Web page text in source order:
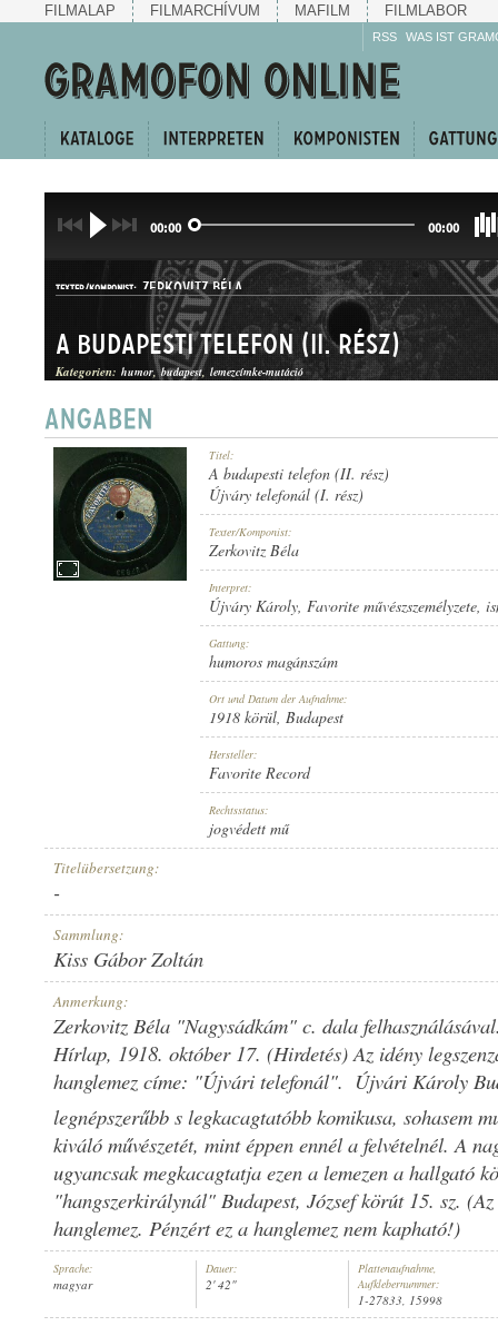
FILMALAP FILMARCHÍVUM MAFILM FILMLABOR
RSS WAS IST
00:00 00:00
INTERPRET: ÚJVÁRY KÁROLY,FAVORITE MŰVÉSZSZEMÉLYZETE ,ISMERETLEN
TEXTER/KOMPONIST: ZERKOVITZ BÉLA
HUMOROS MAGÁNSZÁM
1918 KÖRÜL
FAVORITE RECORD
PLATTENAUFNAHME: 1-27833
A budapesti telefon (II. rész)
Kategorien: humor budapest lemezcímke-mutáció
Titel:
A budapesti telefon (II. rész)
Újváry telefonál (I. rész)
Texter/Komponist:
Zerkovitz Béla
Interpret:
Újváry Károly, Favorite művészszemélyzete,
Gattung:
humoros magánszám
Ort und Datum der Aufnahme:
1918 körül, Budapest
Hersteller:
Favorite Record
Rechtsstatus:
jogvédett mű
Titelübersetzung:
-
Sammlung:
Kiss Gábor Zoltán
Anmerkung:
Zerkovitz Béla "Nagysádkám" c. dala
Hírlap, 1918. október 17. (Hirdetés) Az idény
hanglemez címe: "Újvári telefonál".  Újvári Károly
legnépszerűbb s legkacagtatóbb komikusa, sohasem
kiváló művészetét, mint éppen ennél a felvételnél. A
ugyancsak megkacagtatja ezen a lemezen a hallgató
"hangszerkirálynál" Budapest, József körút 15. sz.
hanglemez. Pénzért ez a hanglemez nem kapható!)
Sprache:
magyar
Dauer:
2' 42"
Plattenaufnahme,
Aufklebernummer:
1-27833, 15998